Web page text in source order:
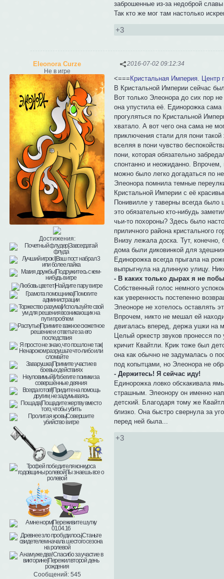
заброшенные из-за недоброй
Так кто же мог там настолько
+3
2016-07-02 09:12:34
Eleonora Curze
Не в игре
Достижения:
Сообщений:545
<=== Кристальная Империя. Центр
В Кристальной Империи сейчас
Вот только Элеонора до сих пор
она упустила её. Единорожка сама
прогуляться по Кристальной
хватало. А вот чего она сама не
приключения стали для пони
вселяя в пони чувство
пони, которая обязательно
спонтанно и неожиданно. Впрочем,
можно было легко догадаться по
Элеонора помнила темные
Кристальной Империи с её
Понивилле у таверны всегда
это обязательно кто-нибудь
чьи-то похороны? Здесь было
приличного района кристального
Внизу лежала доска. Тут,
дома были диковинкой для
Единорожка всегда прыгала на
выпрыгнула на длинную улицу.
- В каких только дырах я не
Собственный голос немного
как уверенность постепенно
Элеоноре не хотелось оставлять
Впрочем, никто не мешал ей
двигалась вперед, держа ушки на
Целый оркестр звуков пронесся
кричит Квайтли. Крик тоже был
она как обычно не задумалась о
под копытцами, но Элеонора не
- Держитесь! Я сейчас иду!
Единорожка ловко обскакивала
страшным. Элеонору он именно
детский. Благодаря тому же
близко. Она быстро свернула за
перед ней была...
+3